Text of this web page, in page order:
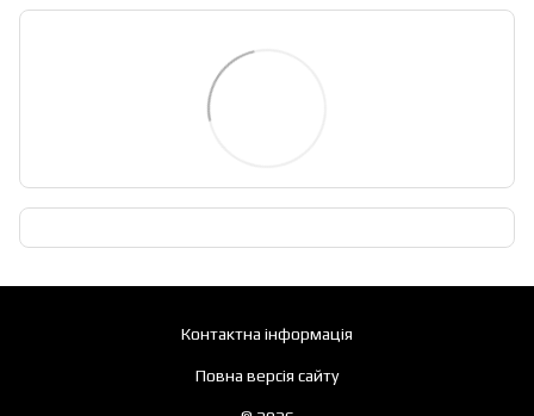
Контактна інформація
Повна версія сайту